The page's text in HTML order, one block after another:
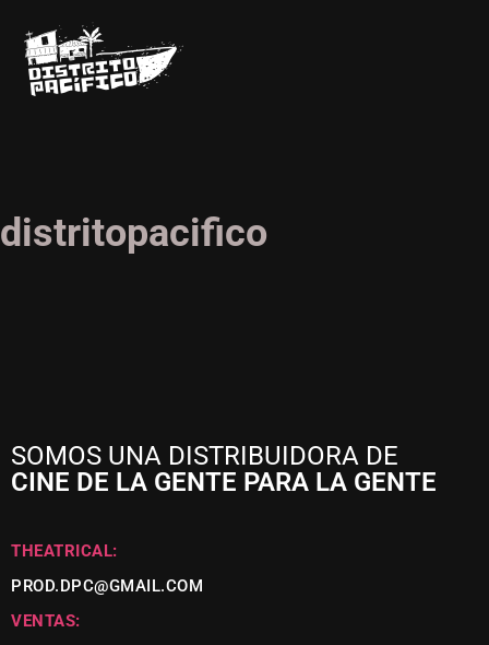
distritopacifico
SOMOS UNA DISTRIBUIDORA DE
CINE DE LA GENTE PARA LA GENTE
THEATRICAL:
PROD.DPC@GMAIL.COM
VENTAS: